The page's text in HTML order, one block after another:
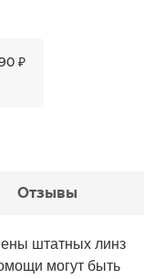
₽
Отзывы
штатных линз
могут быть